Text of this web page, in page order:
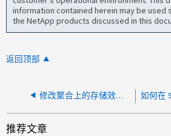
information contained herein may be used
the NetApp products discussed in this
返回顶部
修改聚合上的存储效率时出错
推荐文章